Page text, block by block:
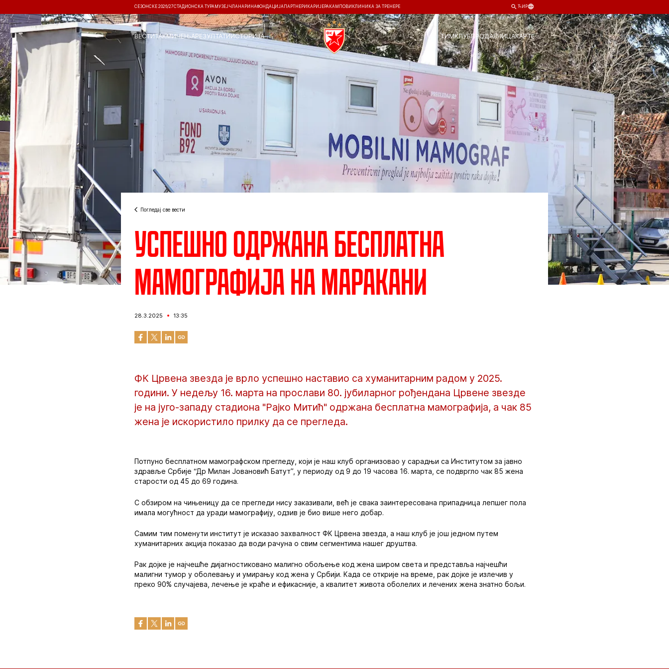
СЕЗОНСКЕ 2026/27СТАДИОНСКА ТУРА МУЗЕЈ ЧЛАНАРИНАФОНДАЦИЈА ПАРТНЕРИ КАРИЈЕРА КАМПОВИ КЛИНИКА ЗА ТРЕНЕРЕ ЋИР
ВЕСТИТАКМИЧЕЊАРЕЗУЛТАТИИСТОРИЈА ТИМКЛУБПРОДАВНИЦАКАРТЕ
Погледај све вести
Успешно одржана бесплатна
мамографија на Маракани
28.3.2025 13:35
ФК Црвена звезда је врло успешно наставио са хуманитарним радом у 2025.
години. У недељу 16. марта на прослави 80. јубиларног рођендана Црвене звезде
је на југо-западу стадиона "Рајко Митић" одржана бесплатна мамографија, а чак 85
жена је искористило прилку да се прегледа.
Потпуно бесплатном мамографском прегледу, који је наш клуб организовао у сарадњи са ‍Институтом за јавно
здравље Србије “Др Милан Јовановић Батут”, у периоду од 9 до 19 часова 16. марта, се подвргло чак 85 жена
старости од 45 до 69 година.
С обзиром на чињеницу да се прегледи нису заказивали, већ је свака заинтересована припадница лепшег пола
имала могућност да уради мамографију, одзив је био више него добар.
Самим тим поменути институт је исказао захвалност ФК Црвена звезда, а наш клуб је још једном путем
хуманитарних акција показао да води рачуна о свим сегментима нашег друштва.
Рак дојке је најчешће дијагностиковано малигно обољење код жена широм света и представља најчешћи
малигни тумор у оболевању и умирању код жена у Србији. Када се открије на време, рак дојке је излечив у
преко 90% случајева, лечење је краће и ефикасније, а квалитет живота оболелих и лечених жена знатно бољи.